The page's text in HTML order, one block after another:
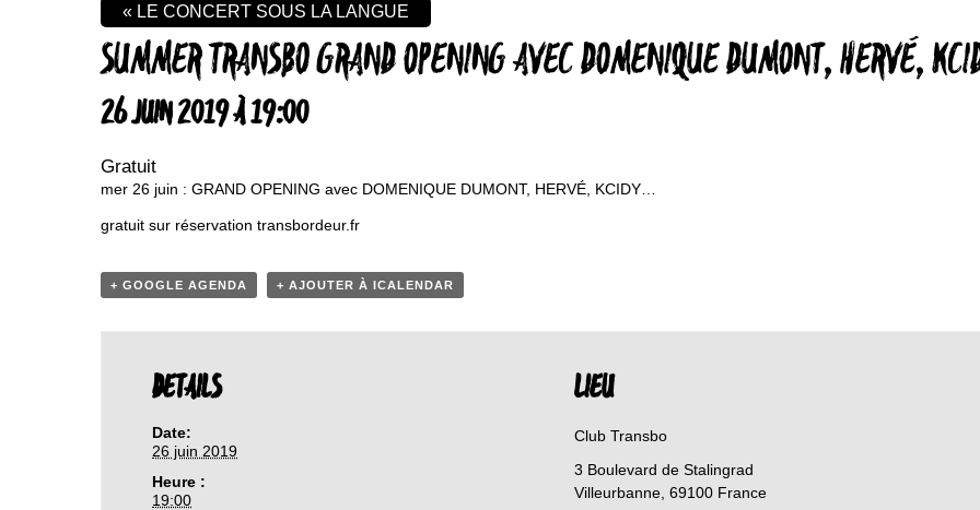
SUMMER TRANSBO GRAND OPENING AVEC DOMENIQUE DUMONT, HERVÉ,
26 JUIN 2019 À 19:00
Gratuit
« LE CONCERT SOUS LA LANGUE
mer 26 juin : GRAND OPENING avec DOMENIQUE DUMONT, HERVÉ, KCIDY…
gratuit sur réservation transbordeur.fr
+ GOOGLE AGENDA + AJOUTER À ICALENDAR
DETAILS
Date:
26 juin 2019
Heure :
19:00
LIEU
Club Transbo
3 Boulevard de Stalingrad
Villeurbanne 69100 France